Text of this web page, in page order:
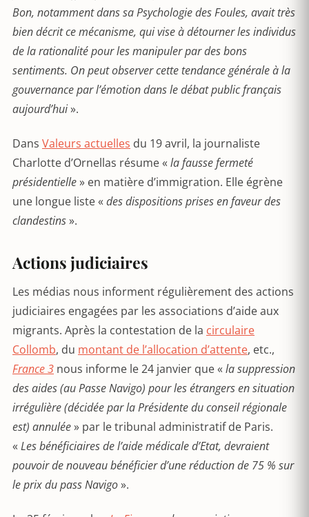
Bon, notamment dans sa Psychologie des Foules, avait très
bien décrit ce mécanisme, qui vise à détourner les individus
de la rationalité pour les manipuler par des bons
sentiments. On peut observer cette tendance générale à la
gouvernance par l’émotion dans le débat public français
aujourd’hui».
Dans Valeurs actuelles du 19 avril, la journaliste
Charlotte d’Ornellas résume « la fausse fermeté
présidentielle» en matière d’immigration. Elle égrène
une longue liste « des dispositions prises en faveur des
clandestins».
Actions judiciaires
Les médias nous informent régulièrement des actions
judiciaires engagées par les associations d’aide aux
migrants. Après la contestation de la circulaire
Collomb, du montant de l’allocation d’attente, etc.,
France 3 nous informe le 24 janvier que « la suppression
des aides (au Passe Navigo) pour les étrangers en situation
irrégulière (décidée par la Présidente du conseil régionale
est) annulée» par le tribunal administratif de Paris.
« Les bénéficiaires de l’aide médicale d’Etat, devraient
pouvoir de nouveau bénéficier d’une réduction de 75 % sur
le prix du pass Navigo».